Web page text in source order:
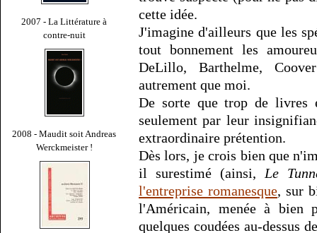
2007 - La Littérature à
contre-nuit
2008 - Maudit soit Andreas
Werckmeister !
cette idée.
J'imagine d'ailleurs que les
tout bonnement les
DeLillo, Barthelme,
autrement que moi.
De sorte que trop de livres
seulement par leur
extraordinaire prétention.
Dès lors, je crois bien que
il surestimé (ainsi, Le
l'entreprise romanesque, sur
l'Américain, menée à bien
quelques coudées au-dessus